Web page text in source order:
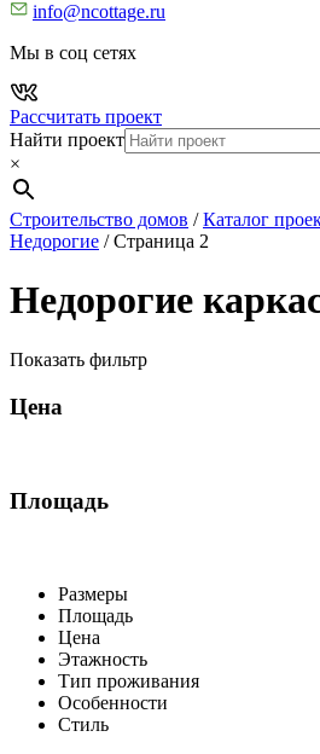
info@ncottage.ru
Мы в соц сетях
Рассчитать проект
Найти проект
×
Строительство домов /Каталог
Недорогие /Страница 2
Недорогие
Показать фильтр
Цена
Площадь
Размеры
Площадь
Цена
Этажность
Тип проживания
Особенности
Стиль